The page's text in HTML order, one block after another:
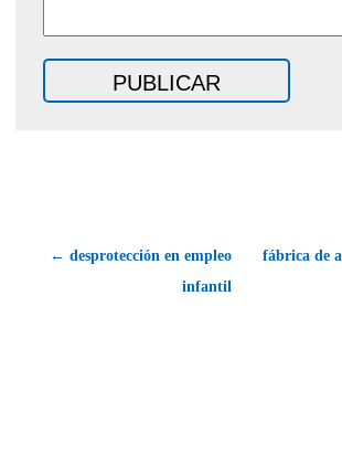
← desprotección en empleo
infantil
fábrica de